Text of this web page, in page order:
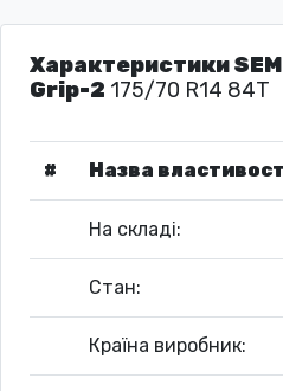
Характеристики
Grip-2 175/70 R14 84T
# Назва
На складі:
Стан:
Країна виробник: